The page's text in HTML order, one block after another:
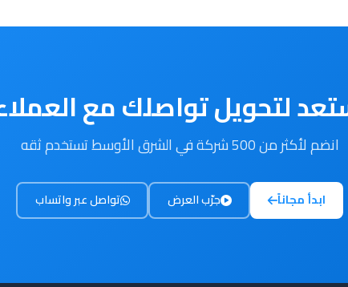
لتحويل تواصلك مع
انضم لأكثر من 500 شركة في الشرق الأوسط تستخدم ثقه
ابدأ مجاناً جرّب العرض تواصل عبر واتساب